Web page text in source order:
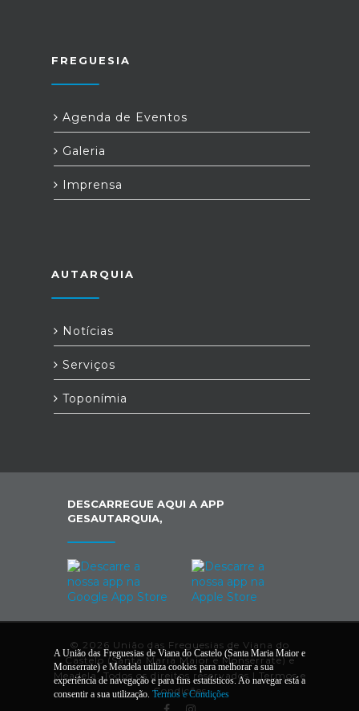
FREGUESIA
Agenda de Eventos
Galeria
Imprensa
AUTARQUIA
Notícias
Serviços
Toponímia
DESCARREGUE AQUI A APP
GESAUTARQUIA,
© 2026 União das Freguesias de Viana do
Castelo (Santa Maria Maior e Monserrate) e
Meadela. Todos os direitos reservados | Termos e
Condições
A União das Freguesias de Viana do Castelo (Santa Maria Maior e
Monserrate) e Meadela utiliza cookies para melhorar a sua
experiência de navegação e para fins estatísticos. Ao navegar está a
consentir a sua utilização. Termos e Condições